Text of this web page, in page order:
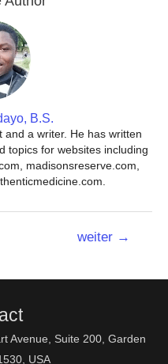
B.S.
and a writer. He has written
topics for websites including
madisonsreserve.com,
weiter →
Avenue, Suite 200, Garden
USA